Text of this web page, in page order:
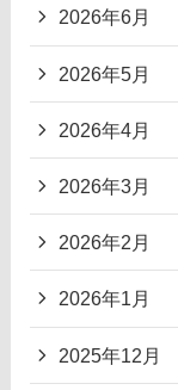
2026年6月
2026年5月
2026年4月
2026年3月
2026年2月
2026年1月
2025年12月